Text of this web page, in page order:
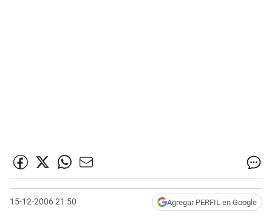
15-12-2006 21:50 Agregar PERFIL en Google